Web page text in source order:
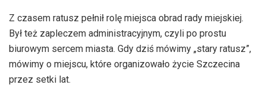
Z czasem ratusz pełnił rolę miejsca obrad rady miejskiej.
Był też zapleczem administracyjnym, czyli po prostu
biurowym sercem miasta. Gdy dziś mówimy „stary ratusz”,
mówimy o miejscu, które organizowało życie Szczecina
przez setki lat.